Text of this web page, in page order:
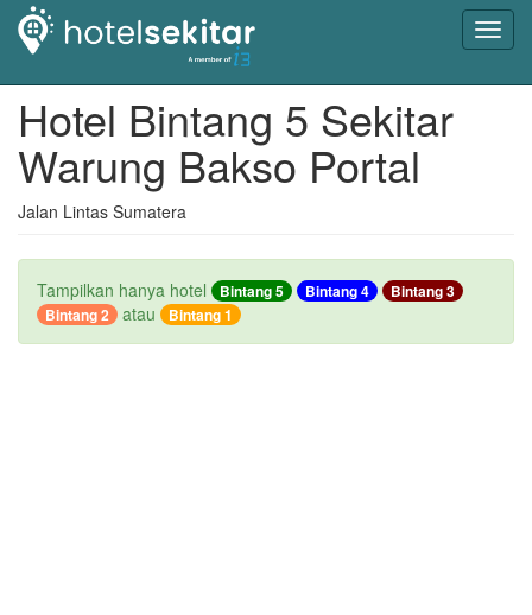
Hotel Bintang 5 Sekitar
Warung Bakso Portal
Jalan Lintas Sumatera
Tampilkan hanya hotel Bintang 5 Bintang 4
Bintang 3
Bintang 2
atau Bintang 1